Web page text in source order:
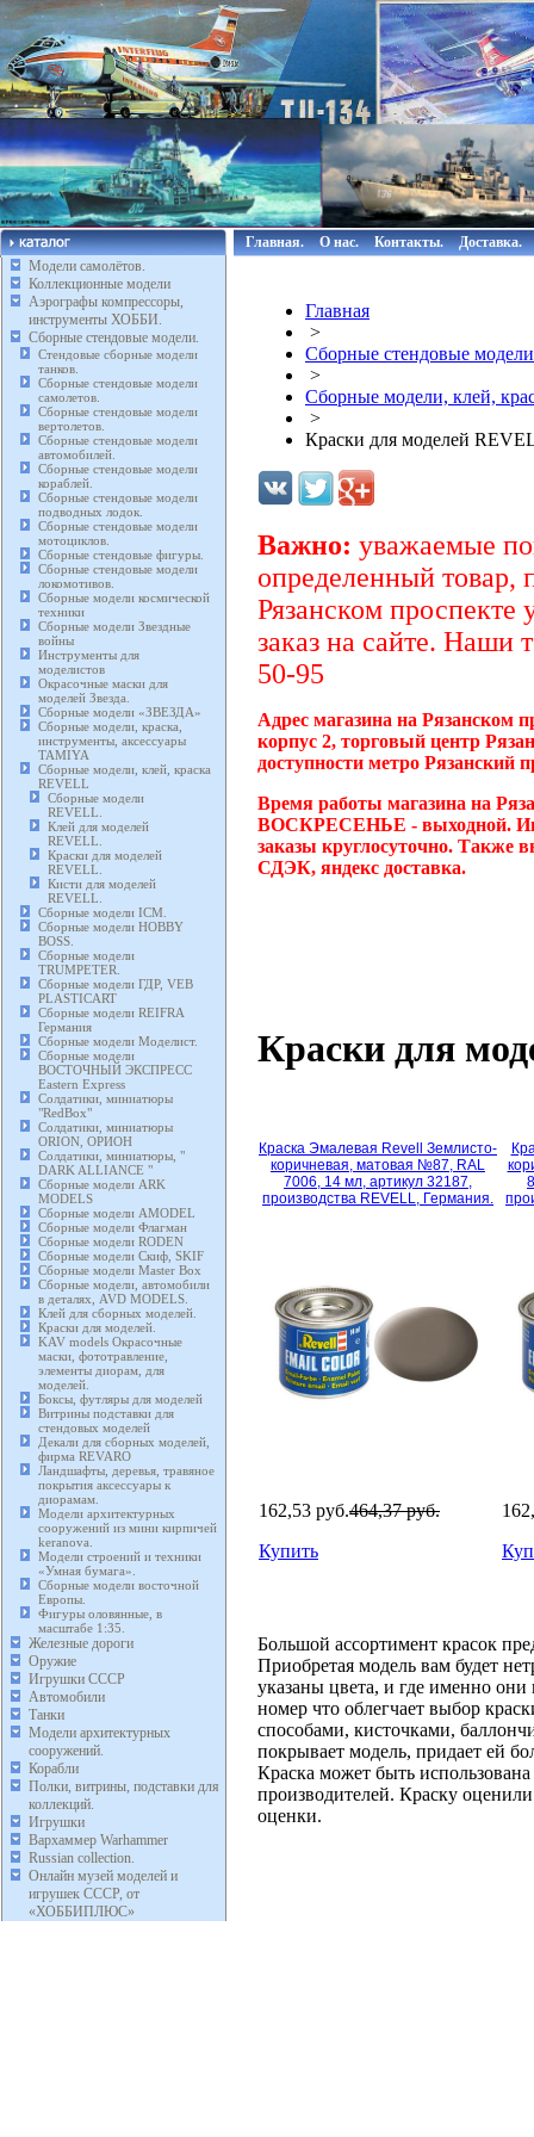
Модели самолётов.
Коллекционные модели
Аэрографы компрессоры,
инструменты ХОББИ.
Сборные стендовые модели.
Стендовые сборные модели
танков.
Сборные стендовые модели
самолетов.
Сборные стендовые модели
вертолетов.
Сборные стендовые модели
автомобилей.
Сборные стендовые модели
кораблей.
Сборные стендовые модели
подводных лодок.
Сборные стендовые модели
мотоциклов.
Сборные стендовые фигуры.
Сборные стендовые модели
локомотивов.
Сборные модели космической
техники
Сборные модели Звездные
войны
Инструменты для
моделистов
Окрасочные маски для
моделей Звезда.
Сборные модели «ЗВЕЗДА»
Сборные модели, краска,
инструменты, аксессуары
TAMIYA
Сборные модели, клей, краска
REVELL
Сборные модели
REVELL.
Клей для моделей
REVELL.
Краски для моделей
REVELL.
Кисти для моделей
REVELL.
Сборные модели ICM.
Сборные модели HOBBY
BOSS.
Сборные модели
TRUMPETER.
Сборные модели ГДР, VEB
PLASTICART
Сборные модели REIFRA
Германия
Сборные модели Моделист.
Сборные модели
ВОСТОЧНЫЙ ЭКСПРЕСС
Eastern Express
Солдатики, миниатюры
"RedBox"
Солдатики, миниатюры
ORION, ОРИОН
Солдатики, миниатюры, "
DARK ALLIANCE "
Сборные модели ARK
MODELS
Сборные модели AMODEL
Сборные модели Флагман
Сборные модели RODEN
Сборные модели Скиф, SKIF
Сборные модели Master Box
Сборные модели, автомобили
в деталях, AVD MODELS.
Клей для сборных моделей.
Краски для моделей.
KAV models Окрасочные
маски, фототравление,
элементы диорам, для
моделей.
Боксы, футляры для моделей
Витрины подставки для
стендовых моделей
Декали для сборных моделей,
фирма REVARO
Ландшафты, деревья, травяное
покрытия аксессуары к
диорамам.
Модели архитектурных
сооружений из мини кирпичей
keranova.
Модели строений и техники
«Умная бумага».
Сборные модели восточной
Европы.
Фигуры оловянные, в
масштабе 1:35.
Железные дороги
Оружие
Игрушки СССР
Автомобили
Танки
Модели архитектурных
сооружений.
Корабли
Полки, витрины, подставки для
коллекций.
Игрушки
Вархаммер Warhammer
Russian collection.
Онлайн музей моделей и
игрушек СССР, от
«ХОББИПЛЮС»
Главная. О нас. Контакты. Доставка.
Главная
>
Сборные стендовые
>
Сборные модели, клей,
>
Краски для моделей
Важно: уважаемые
определенный товар,
Рязанском проспекте
заказ на сайте. Наши
50-95
Адрес магазина на Рязанском
корпус 2, торговый центр
доступности метро Рязанский
Время работы магазина на
ВОСКРЕСЕНЬЕ - выходной.
заказы круглосуточно. Также
СДЭК, яндекс доставка.
Краски для
Краска Эмалевая Revell Землисто-
коричневая, матовая №87, RAL
7006, 14 мл, артикул 32187,
производства REVELL, Германия.
162,53 руб.464,37 руб.
Купить
Большой ассортимент красок
Приобретая модель вам будет
указаны цвета, и где именно они
номер что облегчает выбор
способами, кисточками,
покрывает модель, придает ей
Краска может быть
производителей. Краску
оценки.